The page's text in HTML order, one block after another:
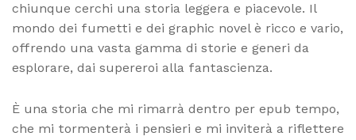
chiunque cerchi una storia leggera e piacevole. Il
mondo dei fumetti e dei graphic novel è ricco e vario,
offrendo una vasta gamma di storie e generi da
esplorare, dai supereroi alla fantascienza.
È una storia che mi rimarrà dentro per epub tempo,
che mi tormenterà i pensieri e mi inviterà a riflettere